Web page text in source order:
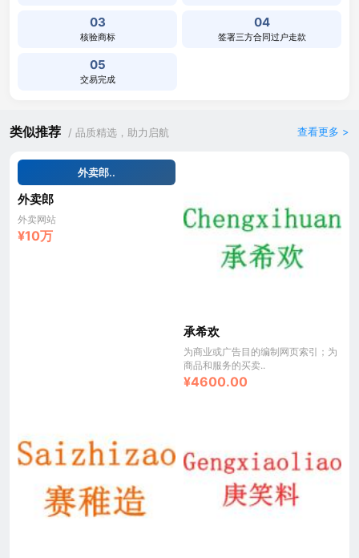
03
核验商标
04
签署三方合同过户走款
05
交易完成
类似推荐 / 品质精选，助力启航 查看更多 >
外卖郎..
外卖郎
外卖网站
¥10万
承希欢
为商业或广告目的编制网页索引；为
商品和服务的买卖..
¥4600.00